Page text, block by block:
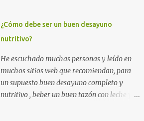
muscular a tus nalgas y a tus piernas
principalmente, entrena duro con los
ejercicios que te muestro más abajo. Y si
quieres además perder grasa corporal para
adelgazar, tonificar tu abdomen y lucir un
cuerpo sin celulitis, te recomiendo apliques
esta rutina de entrenamiento para mujeres
¿Cómo debe ser un buen desayuno
nutritivo?
He escuchado muchas personas y leído en
muchos sitios web que recomiendan, para
un supuesto buen desayuno completo y
nutritivo , beber un buen tazón con leche y